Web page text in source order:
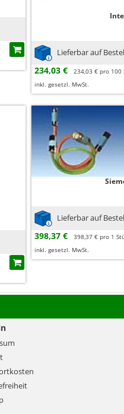
Lieferbar auf
234,03 €
234,03 € pro 100
inkl. gesetzl. MwSt.
Lieferbar auf
398,37 €
398,37 € pro 1
inkl. gesetzl. MwSt.